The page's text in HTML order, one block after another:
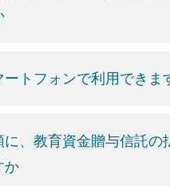
トフォンで利用できま
、教育資金贈与信託
か